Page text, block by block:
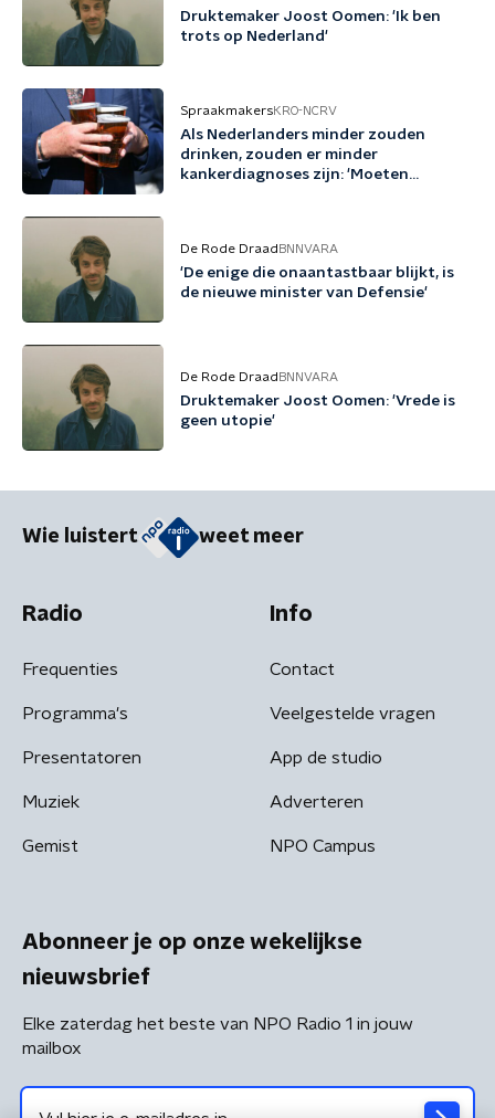
Druktemaker Joost Oomen: 'Ik ben
trots op Nederland'
SpraakmakersKRO-NCRV
Als Nederlanders minder zouden
drinken, zouden er minder
kankerdiagnoses zijn: 'Moeten
De Rode Draad BNNVARA
'De enige die onaantastbaar blijkt, is
de nieuwe minister van Defensie'
De Rode Draad BNNVARA
Druktemaker Joost Oomen: 'Vrede is
geen utopie'
Wie luistert weet meer
Radio
Frequenties
Programma's
Presentatoren
Muziek
Gemist
Info
Contact
Veelgestelde vragen
App de studio
Adverteren
NPO Campus
Abonneer je op onze wekelijkse
nieuwsbrief
Elke zaterdag het beste van NPO Radio 1 in jouw
mailbox